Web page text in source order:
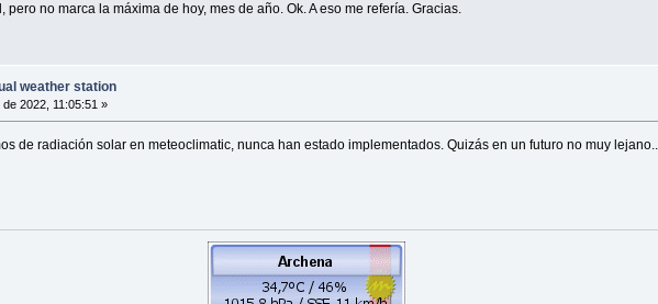
no marca la máxima de hoy, mes de año. Ok. A eso me refería. Gracias.
weather station
2022, 11:05:51 »
de radiación solar en meteoclimatic, nunca han estado implementados. Quizás en un futuro no muy lejano....